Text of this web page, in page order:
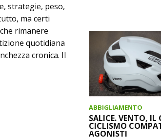
strategie, peso,
ma certi
rimanere
quotidiana
cronica. Il
ABBIGLIAMENTO
SALICE. VENTO, IL
CICLISMO
AGONISTI